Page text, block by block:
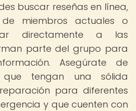
buscar reseñas en línea,
de miembros actuales o
directamente a las
parte del grupo para
Asegúrate de
tengan una sólida
para diferentes
y que cuenten con